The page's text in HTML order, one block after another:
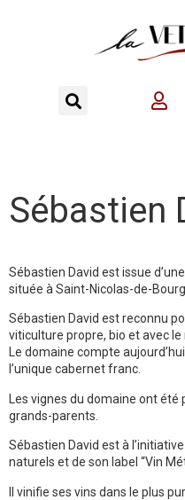
Sébastien
Sébastien David est issue
située à Saint-Nicolas-de-
Sébastien David est reconnu
viticulture propre, bio et avec le
Le domaine compte
l’unique cabernet franc.
Les vignes du domaine ont
grands-parents.
Sébastien David est à
naturels et de son label “Vin
Il vinifie ses vins dans le plus